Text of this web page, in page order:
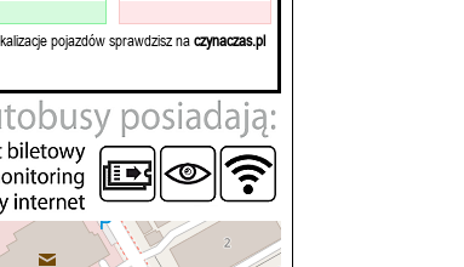
pojazdów sprawdzisz naczynaczas.pl